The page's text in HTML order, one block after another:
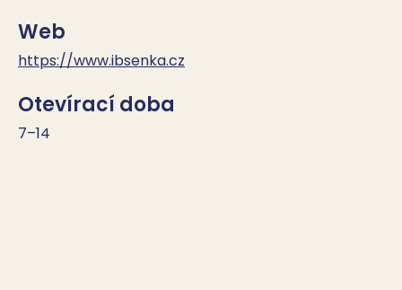
Web
https://www.ibsenka.cz
Otevírací doba
7–14